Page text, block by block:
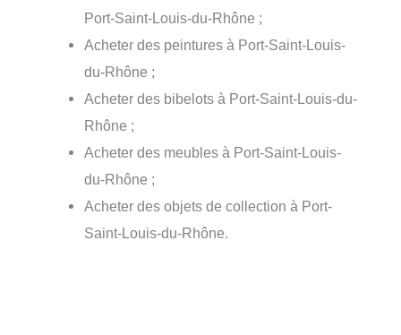
Port-Saint-Louis-du-Rhône ;
Acheter des peintures à Port-Saint-Louis-
du-Rhône ;
Acheter des bibelots à Port-Saint-Louis-du-
Rhône ;
Acheter des meubles à Port-Saint-Louis-
du-Rhône ;
Acheter des objets de collection à Port-
Saint-Louis-du-Rhône.